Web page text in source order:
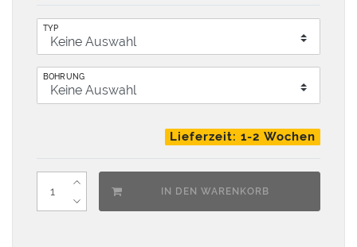
TYP
BOHRUNG
Lieferzeit: 1-2 Wochen
IN DEN WARENKORB